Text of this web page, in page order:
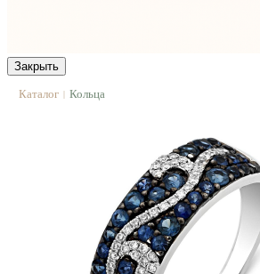
Закрыть
Каталог | Кольца